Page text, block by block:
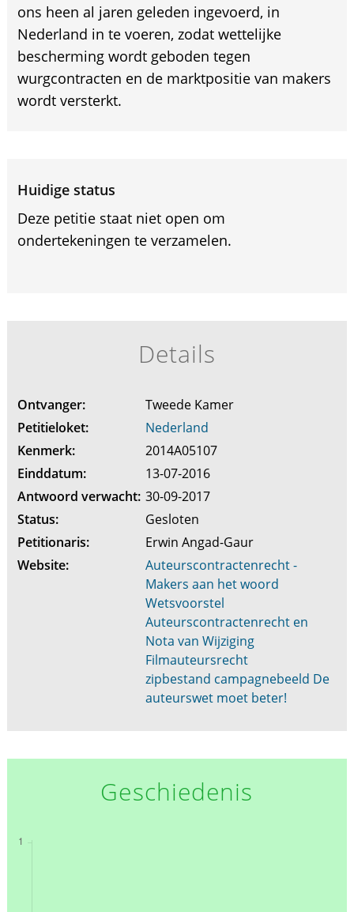
ons heen al jaren geleden ingevoerd, in
Nederland in te voeren, zodat wettelijke
bescherming wordt geboden tegen
wurgcontracten en de marktpositie van makers
wordt versterkt.
Huidige status
Deze petitie staat niet open om
ondertekeningen te verzamelen.
Details
Ontvanger:
Tweede Kamer
Petitieloket:
Nederland
Kenmerk:
2014A05107
Einddatum:
13-07-2016
Antwoord verwacht: 30-09-2017
Status:
Gesloten
Petitionaris:
Erwin Angad-Gaur
Website:
Auteurscontractenrecht -
Makers aan het woord
Wetsvoorstel
Auteurscontractenrecht en
Nota van Wijziging
Filmauteursrecht
zipbestand campagnebeeld De
auteurswet moet beter!
Geschiedenis